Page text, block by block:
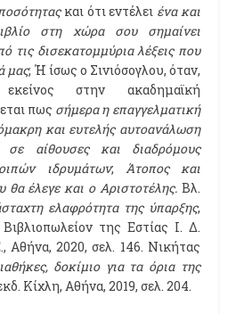
και ότι εντέλει ένα και
στη χώρα σου σημαίνει
τις δισεκατομμύρια λέξεις που
μας; Ή ίσως ο Σινιόσογλου, όταν,
στην ακαδημαϊκή
πως σήμερα η επαγγελματική
και ευτελής αυτοανάλωση
αίθουσες και διαδρόμους
ιδρυμάτων; Άτοπος και
θα έλεγε και ο Αριστοτέλης.Βλ.
ελαφρότητα της ύπαρξης,
της Εστίας Ι. Δ.
Αθήνα, 2020, σελ. 146. Νικήτας
δοκίμιο για τα όρια της
Κίχλη, Αθήνα, 2019, σελ. 204.